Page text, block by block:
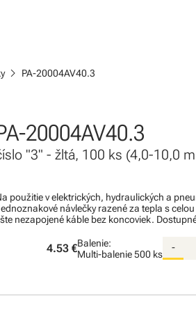
chevron_right PA-20004AV40.3
20004AV40.3
"3" - žltá, 100 ks (4,0-10,0
použitie v elektrických, hydraulických a
návlečky razené za tepla s
nezapojené káble bez koncoviek.
4.53 €Balenie:
Multi-balenie500 ks
-